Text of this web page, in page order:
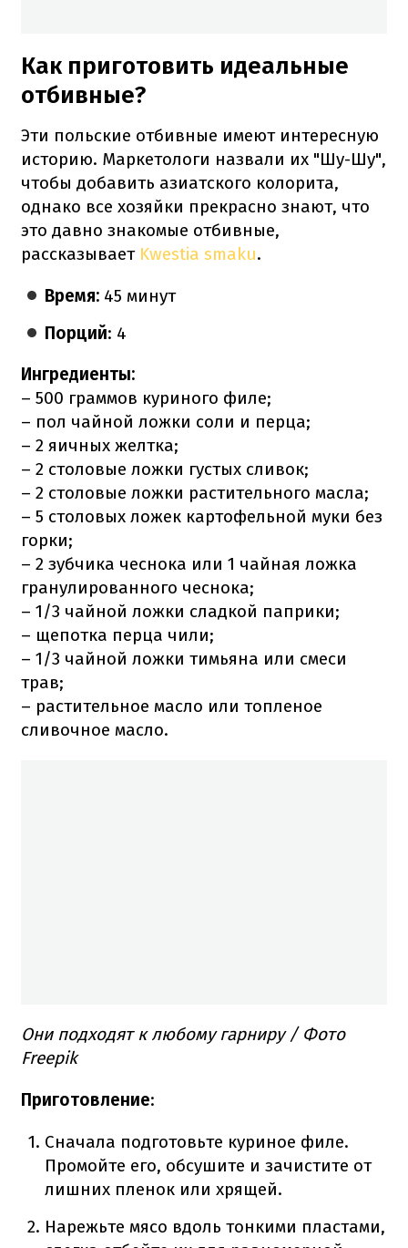
Как приготовить идеальные
отбивные?
Эти польские отбивные имеют интересную
историю. Маркетологи назвали их "Шу-Шу",
чтобы добавить азиатского колорита,
однако все хозяйки прекрасно знают, что
это давно знакомые отбивные,
рассказывает Kwestia smaku.
Время: 45 минут
Порций: 4
Ингредиенты:
– 500 граммов куриного филе;
– пол чайной ложки соли и перца;
– 2 яичных желтка;
– 2 столовые ложки густых сливок;
– 2 столовые ложки растительного масла;
– 5 столовых ложек картофельной муки без
горки;
– 2 зубчика чеснока или 1 чайная ложка
гранулированного чеснока;
– 1/3 чайной ложки сладкой паприки;
– щепотка перца чили;
– 1/3 чайной ложки тимьяна или смеси
трав;
– растительное масло или топленое
сливочное масло.
Они подходят к любому гарниру / Фото
Freepik
Приготовление:
Сначала подготовьте куриное филе.
Промойте его, обсушите и зачистите от
лишних пленок или хрящей.
Нарежьте мясо вдоль тонкими пластами,